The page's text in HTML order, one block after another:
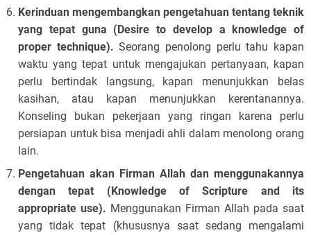
Kerinduan mengembangkan pengetahuan tentang teknik
yang tepat guna (Desire to develop a knowledge of
proper technique). Seorang penolong perlu tahu kapan
waktu yang tepat untuk mengajukan pertanyaan, kapan
perlu bertindak langsung, kapan menunjukkan belas
kasihan, atau kapan menunjukkan kerentanannya.
Konseling bukan pekerjaan yang ringan karena perlu
persiapan untuk bisa menjadi ahli dalam menolong orang
lain.
Pengetahuan akan Firman Allah dan menggunakannya
dengan tepat (Knowledge of Scripture and its
appropriate use). Menggunakan Firman Allah pada saat
yang tidak tepat (khususnya saat sedang mengalami